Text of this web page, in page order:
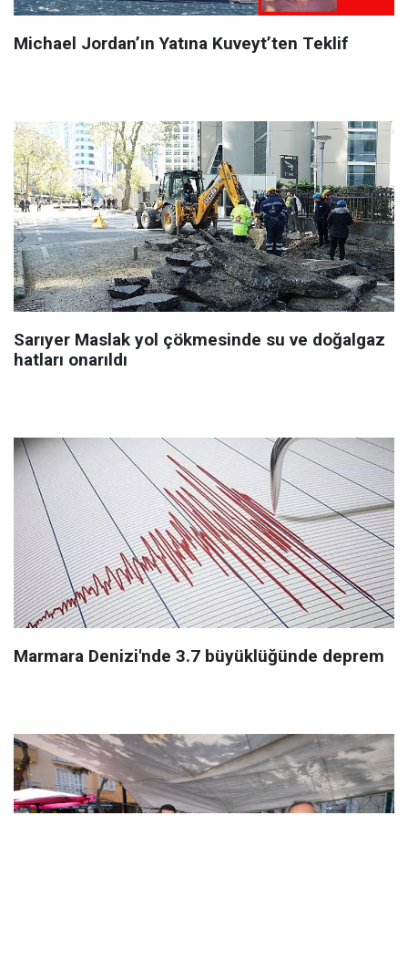
Michael Jordan’ın Yatına Kuveyt’ten Teklif
Sarıyer Maslak yol çökmesinde su ve doğalgaz
hatları onarıldı
Marmara Denizi'nde 3.7 büyüklüğünde deprem